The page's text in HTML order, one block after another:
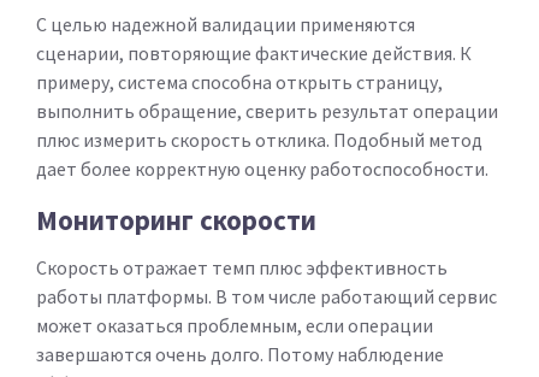
С целью надежной валидации применяются
сценарии, повторяющие фактические действия. К
примеру, система способна открыть страницу,
выполнить обращение, сверить результат операции
плюс измерить скорость отклика. Подобный метод
дает более корректную оценку работоспособности.
Мониторинг скорости
Скорость отражает темп плюс эффективность
работы платформы. В том числе работающий сервис
может оказаться проблемным, если операции
завершаются очень долго. Потому наблюдение